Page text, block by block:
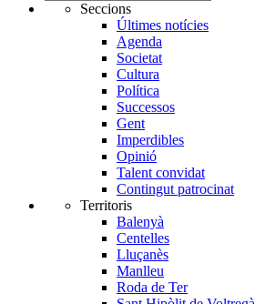
Seccions
Últimes notícies
Agenda
Societat
Cultura
Política
Successos
Gent
Imperdibles
Opinió
Talent convidat
Contingut patrocinat
Territoris
Balenyà
Centelles
Lluçanès
Manlleu
Roda de Ter